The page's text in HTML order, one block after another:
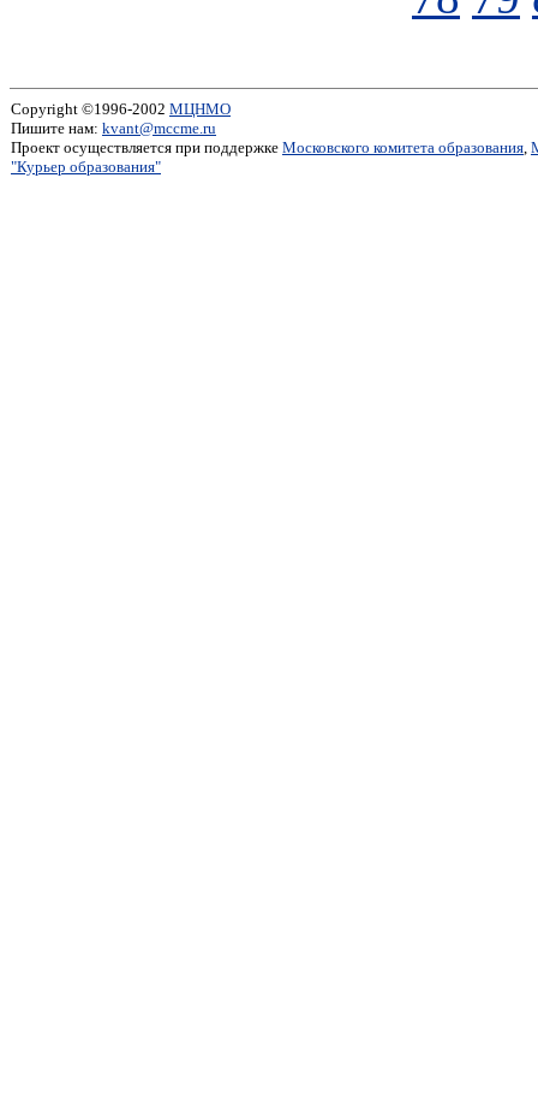
Copyright ©1996-2002 МЦНМО
Пишите нам: kvant@mccme.ru
Проект осуществляется при поддержке Московского комитета образования,
"Курьер образования"